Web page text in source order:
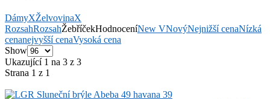
DámyXŽelvovinaX
RozsahRozsahŽebříčekHodnoceníNew VNovýNejnižší cenaNízká
cenanejvyšší cenaVysoká cena
Show
Ukazující 1 na 3 z 3
Strana 1 z 1